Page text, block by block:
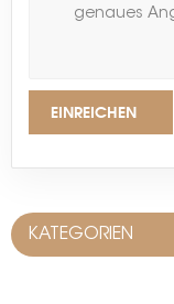
EINREICHEN
KATEGORIEN